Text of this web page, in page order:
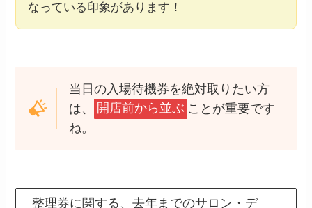
なっている印象があります！
当日の入場待機券を絶対取りたい方
は、
開店前から並ぶ ことが重要です
ね。
整理券に関する、去年までのサロン・デ